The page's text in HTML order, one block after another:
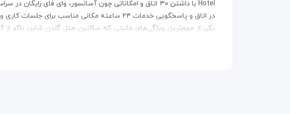
در اتاق و پاسخگویی خدمات ۲۴ ساعته مکانی مناسب برای جلسات کاری و اقامت تفریحی خریداران بلیط هواپیما باکو است.
یکی از مهم‌ترین ویژگی‌های مثبتی که ساکنین هتل گلدن شاین باکو